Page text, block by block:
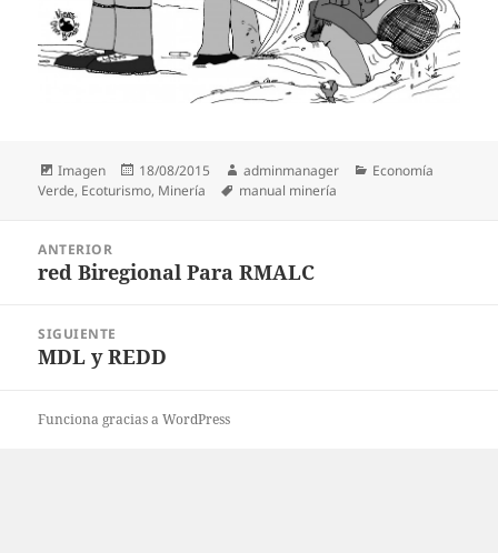
Formato
Imagen
Publicado
el
18/08/2015 Autor
adminmanager Categorías
Economía
Verde, Ecoturismo, Minería Etiquetas
manual minería
entradas
ANTERIOR
Entrada
red Biregional Para RMALC
SIGUIENTE
Entrada
MDL y REDD
Funciona gracias a WordPress